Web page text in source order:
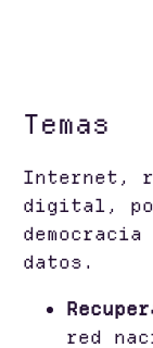
Temas
Internet,
digital,
datos.
red